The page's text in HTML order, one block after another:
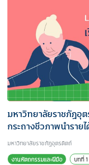
มหาวิทยาลัยราชภัฏอุ
กระถางชีวภาพนำรา
มหาวิทยาลัยราชภัฏอุตรดิตถ์
งานหัตถกรรมและฝีมือ
บทที่